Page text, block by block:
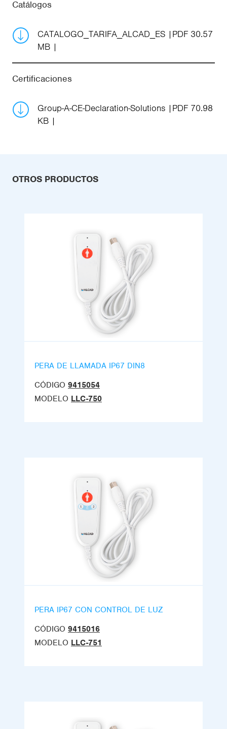
Catálogos
CATALOGO_TARIFA_ALCAD_ES
PDF 30.57
MB
Certificaciones
Group-A-CE-Declaration-Solutions
PDF 70.98
KB
OTROS PRODUCTOS
PERA DE LLAMADA IP67 DIN8
CÓDIGO 9415054
MODELO LLC-750
PERA IP67 CON CONTROL DE LUZ
CÓDIGO 9415016
MODELO LLC-751